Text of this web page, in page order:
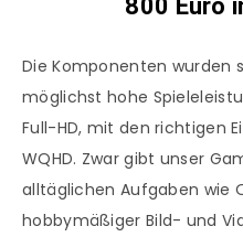
800 Euro
Die Komponenten wurden
möglichst hohe
Full-HD, mit den richtigen
WQHD. Zwar gibt unser
alltäglichen Aufgaben wie
hobbymäßiger Bild- und